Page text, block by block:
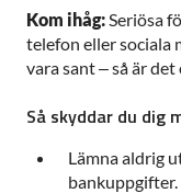
Kom ihåg:Seriösa
telefon eller sociala
vara sant – så är
Så skyddar du dig
Lämna aldrig
bankuppgifter.